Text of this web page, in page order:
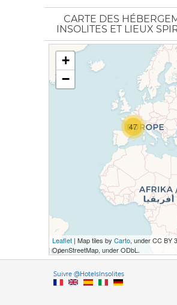
CARTE DES
INSOLITES ET LIEUX
47
+
−
Leaflet| Map tiles by Carto, under CC BY
OpenStreetMap, under ODbL.
Suivre @HotelsInsolites